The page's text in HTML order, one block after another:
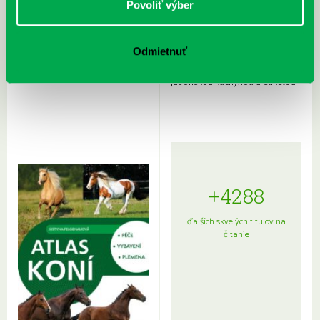
Povoliť výber
Odmietnuť
Rudź, Przemyslaw: Atlas hviezd:
Hardy, Paula: Japonsko na tanieri:
japonskou kuchyňou a etiketou
+4288
ďalších skvelých titulov na
čítanie